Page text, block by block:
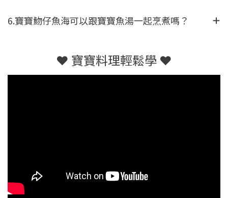
6.寶寶魩仔魚海可以跟寶寶魚湯一起烹煮嗎？
❤ 寶寶料理輕鬆學 ❤